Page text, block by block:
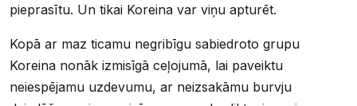
pieprasītu. Un tikai Koreina var viņu apturēt.
Kopā ar maz ticamu negribīgu sabiedroto grupu
Koreina nonāk izmisīgā ceļojumā, lai paveiktu
neiespējamu uzdevumu, ar neizsakāmu burvju